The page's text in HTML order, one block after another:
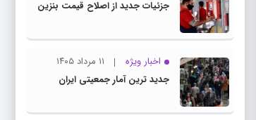
جزئیات جدید از اصلاح قیمت بنزین
اخبار ویژه
۱۱ مرداد ۱۴۰۵
جدید ترین آمار جمعیتی ایران